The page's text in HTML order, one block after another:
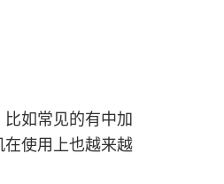
如常见的有中加
使用上也越来越